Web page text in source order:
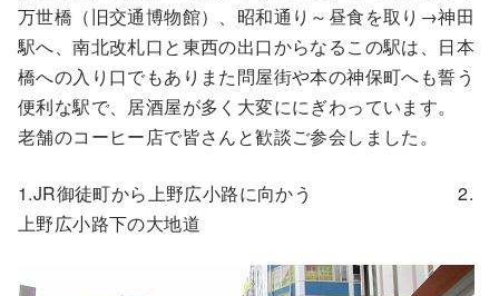
万世橋（旧交通博物館）、昭和通り～昼食を取り→神田
駅へ、南北改札口と東西の出口からなるこの駅は、日本
橋への入り口でもありまた問屋街や本の神保町へも誓う
便利な駅で、居酒屋が多く大変ににぎわっています。
老舗のコーヒー店で皆さんと歓談ご参会しました。
1.JR御徒町から上野広小路に向かう 2.
上野広小路下の大地道